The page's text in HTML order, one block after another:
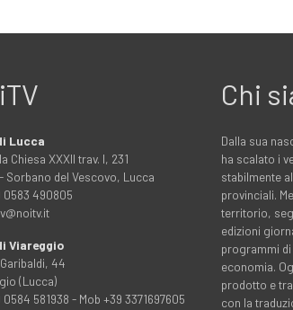
Lucca
Chiesa XXXII trav. I, 231
Sorbano del Vescovo, Lucca
0583 490805
Viareggio
44
(Lucca)
0584 581938 - Mob +39 3371697605
Chi
Dalla sua
ha scalato i
stabilmente
provinciali.
territorio,
edizioni
programmi
economia.
prodotto e
con la